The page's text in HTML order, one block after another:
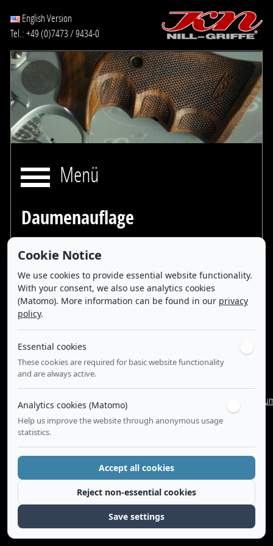
English Version
Tel.: +49 (0)7473 / 9434-0
Menü
Daumenauflage
Sie befinden sich auf:FAQ>Waffendetails
Cookie Notice
We use cookies to provide essential website functionality.
With your consent, we also use analytics cookies
(Matomo). More information can be found in our privacy
policy.
Essential cookies
These cookies are required for basic website functionality
and are always active.
Analytics cookies (Matomo)
Help us improve the website through anonymous usage
statistics.
Accept all cookies
Reject non-essential cookies
Save settings